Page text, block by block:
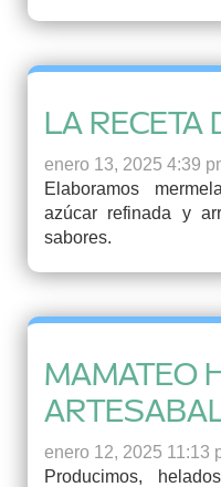
LA RECETA
enero 13, 2025 4:39
Elaboramos
azúcar refinada y
sabores.
MAMATEO
enero 12, 2025 11:13
Producimos,